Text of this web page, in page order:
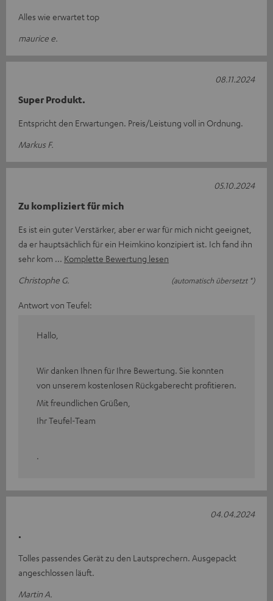
Alles wie erwartet top
maurice e.
Super Produkt.
Entspricht den Erwartungen. Preis/Leistung voll in Ordnung.
Markus F.
08.11.2024
Zu kompliziert für mich
Es ist ein guter Verstärker, aber er war für mich nicht geeignet,
da er hauptsächlich für ein Heimkino konzipiert ist. Ich fand ihn
sehr kom
Komplette Bewertung lesen
Christophe G.
(automatisch übersetzt *)
05.10.2024
Antwort von Teufel:
Hallo,
Wir danken Ihnen für Ihre Bewertung. Sie konnten
von unserem kostenlosen Rückgaberecht profitieren.
Mit freundlichen Grüßen,
Ihr Teufel-Team
.
.
Tolles passendes Gerät zu den Lautsprechern. Ausgepackt
angeschlossen läuft.
Martin A.
04.04.2024